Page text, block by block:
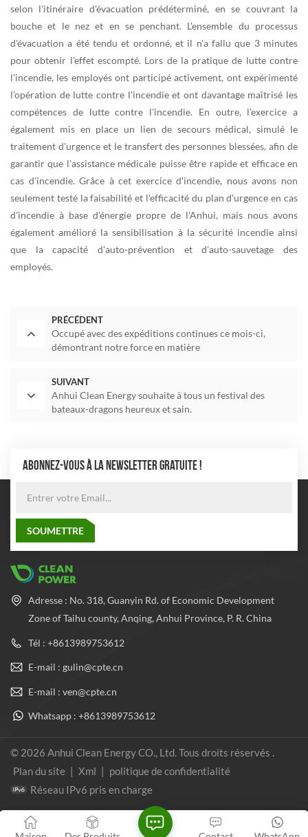
selon l'itinéraire d'évacuation prédéterminé, en se couvrant la
bouche et le nez et en se penchant. L'ensemble du processus
d'évacuation a été tendu et ordonné, et il n'a fallu que 3 minutes
pour obtenir l'effet escompté. Lors de la pratique de lutte contre
l'incendie, les employés ont participé activement, ont expérimenté
l'opération de lutte contre l'incendie et ont davantage maîtrisé les
compétences de lutte contre l'incendie. En outre, l'exercice a
également mis en place un lien de secours médical, simulé le
traitement d'urgence et le transfert des personnes blessées, afin de
garantir que l'assistance médicale puisse être rapide et efficace en
cas d'incendie. Grâce à cet exercice d'incendie, nous avons non
seulement testé la faisabilité et l'efficacité du plan d'urgence en cas
d'incendie à base d'énergie propre de l'Anhui, mais nous avons
également amélioré la sensibilisation à la sécurité incendie ainsi
que la capacité d'auto-prévention et d'auto-sauvetage des
employés.
PRÉCÉDENT
Occupé avec des expéditions continues ce mois-ci,
démontrant notre force en matière
SUIVANT
Anhui Clean Energy souhaite à tous un festival des
bateaux-dragons heureux et sain.
ABONNEZ-VOUS À LA NEWSLETTER GRATUITE !
Adresse : No. 318, Guanyin Rd. of Economic Development
Zone of Taihu county, Anqing, Anhui Province, P. R. China
Tél : +8613989753612
E-mail : gulin@cpte.cn
E-mail : ven@cpte.cn
Whatsapp : +8613989753612
© 2026 Anhui Clean Energy CO., Ltd. Tous droits réservés .
Plan du site | Xml | politique de confidentialité
Réseau IPv6 pris en charge